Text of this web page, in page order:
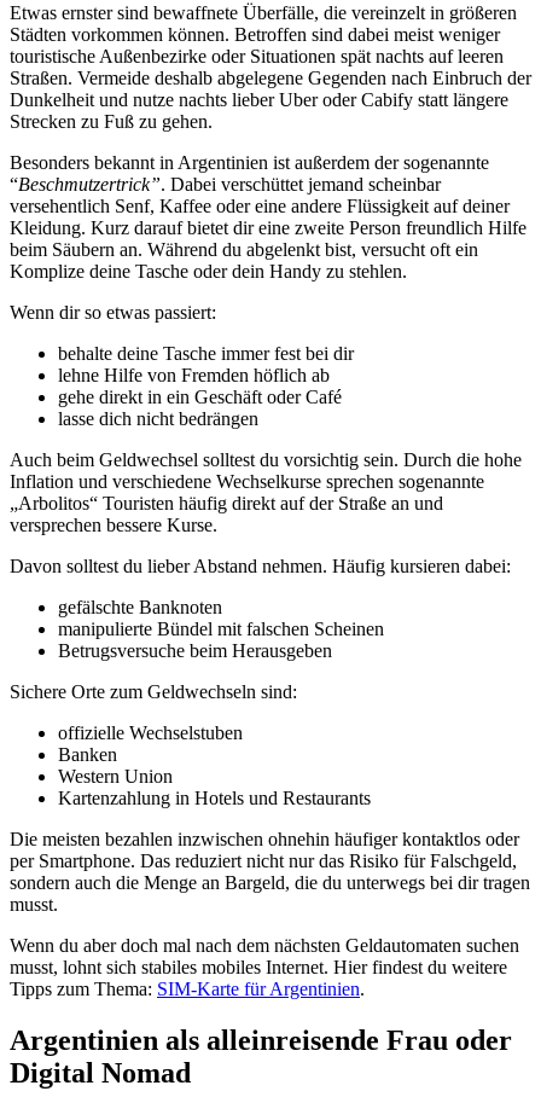
Etwas ernster sind bewaffnete Überfälle, die vereinzelt in größeren
Städten vorkommen können. Betroffen sind dabei meist weniger
touristische Außenbezirke oder Situationen spät nachts auf leeren
Straßen. Vermeide deshalb abgelegene Gegenden nach Einbruch der
Dunkelheit und nutze nachts lieber Uber oder Cabify statt längere
Strecken zu Fuß zu gehen.
Besonders bekannt in Argentinien ist außerdem der sogenannte
“Beschmutzertrick”. Dabei verschüttet jemand scheinbar
versehentlich Senf, Kaffee oder eine andere Flüssigkeit auf deiner
Kleidung. Kurz darauf bietet dir eine zweite Person freundlich Hilfe
beim Säubern an. Während du abgelenkt bist, versucht oft ein
Komplize deine Tasche oder dein Handy zu stehlen.
Wenn dir so etwas passiert:
behalte deine Tasche immer fest bei dir
lehne Hilfe von Fremden höflich ab
gehe direkt in ein Geschäft oder Café
lasse dich nicht bedrängen
Auch beim Geldwechsel solltest du vorsichtig sein. Durch die hohe
Inflation und verschiedene Wechselkurse sprechen sogenannte
„Arbolitos“ Touristen häufig direkt auf der Straße an und
versprechen bessere Kurse.
Davon solltest du lieber Abstand nehmen. Häufig kursieren dabei:
gefälschte Banknoten
manipulierte Bündel mit falschen Scheinen
Betrugsversuche beim Herausgeben
Sichere Orte zum Geldwechseln sind:
offizielle Wechselstuben
Banken
Western Union
Kartenzahlung in Hotels und Restaurants
Die meisten bezahlen inzwischen ohnehin häufiger kontaktlos oder
per Smartphone. Das reduziert nicht nur das Risiko für Falschgeld,
sondern auch die Menge an Bargeld, die du unterwegs bei dir tragen
musst.
Wenn du aber doch mal nach dem nächsten Geldautomaten suchen
musst, lohnt sich stabiles mobiles Internet. Hier findest du weitere
Tipps zum Thema: SIM-Karte für Argentinien.
Argentinien als alleinreisende Frau oder
Digital Nomad